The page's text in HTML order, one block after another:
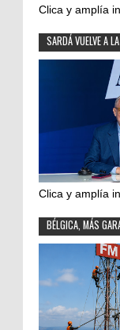
Clica y amplía
SARDÁ VUELVE A
Clica y amplía
BÉLGICA, MÁS